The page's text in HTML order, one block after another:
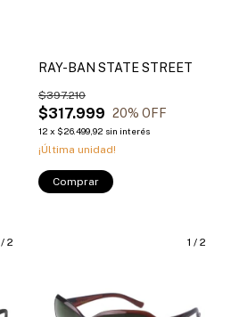
RAY-BAN STATE STREET
$317.999
$397.210
20% OFF
12 x $26.499,92 sin interés
¡Última unidad!
Comprar
/ 2 1 / 2